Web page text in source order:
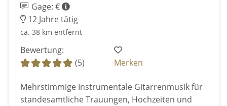
Gage: €
12 Jahre tätig
ca. 38 km entfernt
Bewertung:
(5)
Merken
Mehrstimmige Instrumentale Gitarrenmusik für
standesamtliche Trauungen, Hochzeiten und